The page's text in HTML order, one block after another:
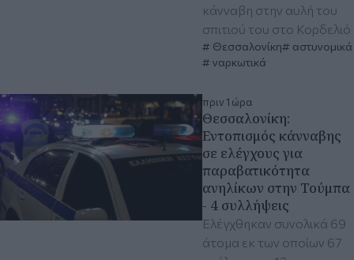
κάνναβη στην αυλή του
σπιτιού του στο Κορδελιό
Θεσσαλονίκη
αστυνομικά
ναρκωτικά
πριν 1 ώρα
Θεσσαλονίκη:
Εντοπισμός κάνναβης
σε ελέγχους για
παραβατικότητα
ανηλίκων στην Τούμπα
- 4 συλλήψεις
Ελέγχθηκαν συνολικά 69
άτομα εκ των οποίων 67